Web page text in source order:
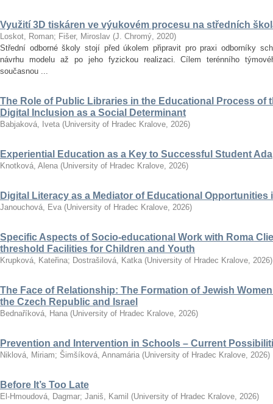
Využití 3D tiskáren ve výukovém procesu na středních
Loskot, Roman; Fišer, Miroslav (J. Chromý, 2020)
Střední odborné školy stojí před úkolem připravit pro praxi odborníky
návrhu modelu až po jeho fyzickou realizaci. Cílem terénního
současnou ...
The Role of Public Libraries in the Educational Process of
Digital Inclusion as a Social Determinant
Babjaková, Iveta (University of Hradec Kralove, 2026)
Experiential Education as a Key to Successful Student
Knotková, Alena (University of Hradec Kralove, 2026)
Digital Literacy as a Mediator of Educational Opportunities
Janouchová, Eva (University of Hradec Kralove, 2026)
Specific Aspects of Socio-educational Work with Roma
threshold Facilities for Children and Youth
Krupková, Kateřina; Dostrašilová, Katka (University of Hradec Kralove, 2026)
The Face of Relationship: The Formation of Jewish
the Czech Republic and Israel
Bednaříková, Hana (University of Hradec Kralove, 2026)
Prevention and Intervention in Schools – Current
Niklová, Miriam; Šimšíková, Annamária (University of Hradec Kralove, 2026)
Before It’s Too Late
El-Hmoudová, Dagmar; Janiš, Kamil (University of Hradec Kralove, 2026)